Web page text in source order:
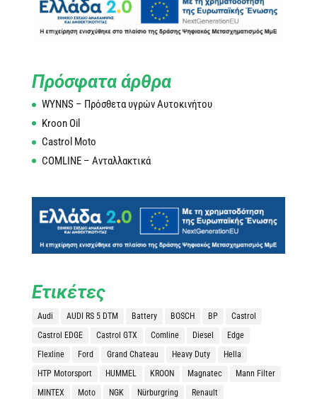
Πρόσφατα άρθρα
WYNNS – Πρόσθετα υγρών Αυτοκινήτου
Kroon Oil
Castrol Moto
COMLINE – Ανταλλακτικά
Ετικέτες
Audi AUDI RS 5 DTM Battery BOSCH BP
Castrol
Castrol EDGE
Castrol GTX Comline Diesel
Edge
Flexline
Ford Grand Chateau Heavy Duty
Hella
HTP Motorsport
HUMMEL KROON Magnatec
Mann Filter
MINTEX
Moto NGK Nürburgring Renault